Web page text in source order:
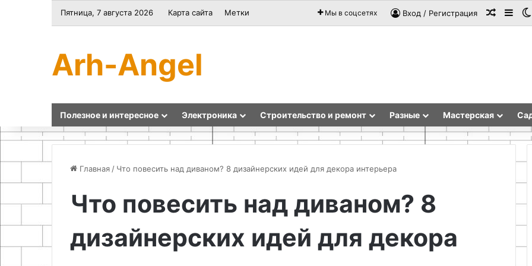
Пятница, 7 августа 2026 Карта сайта Метки Мы в соцсетях Вход / Регистрация
Arh-Angel
Полезное и интересное Электроника Строительство и ремонт Разные Мастерская
Главная / Что повесить над диваном? 8 дизайнерских идей для декора интерьера
Что повесить над диваном? 8
дизайнерских идей для декора
Строительство
деревянной
Оптимальные
периоды
осенней
окулировки